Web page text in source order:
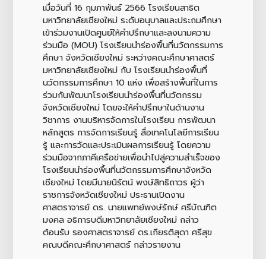
เมื่อวันที่ 16 กุมภาพันธ์ 2566 โรงเรียนสาธิต
มหาวิทยาลัยเชียงใหม่ ระดับอนุบาลและประถมศึกษา
เข้าร่วมงานเปิดศูนย์ให้คำปรึกษาและลงนามความ
ร่วมมือ (MOU) โรงเรียนนำร่องพื้นที่นวัตกรรมการ
ศึกษา จังหวัดเชียงใหม่ ระหว่างคณะศึกษาศาสตร์
มหาวิทยาลัยเชียงใหม่ กับ โรงเรียนนำร่องพื้นที่
นวัตกรรมการศึกษา 10 แห่ง เพื่อสร้างพื้นที่ในการ
ร่วมกันพัฒนาโรงเรียนนำร่องพื้นที่นวัตกรรม
จังหวัดเชียงใหม่ โดยจะให้คำปรึกษาในด้านงาน
วิชาการ งานบริหารจัดการในโรงเรียน การพัฒนา
หลักสูตร การจัดการเรียนรู้ สื่อเทคโนโลยีการเรียน
รู้ และการวัดและประเมินผลการเรียนรู้ โดยความ
ร่วมมือจากภาคีเครือข่ายเพื่อนำไปสู่ความสำเร็จของ
โรงเรียนนำร่องพื้นที่นวัตกรรมการศึกษาจังหวัด
เชียงใหม่ โดยมีนายนิรัตน์ พงษ์สิทธิถาวร ผู้ว่า
ราชการจังหวัดเชียงใหม่ ประธานเปิดงาน
ศาสตราจารย์ ดร. นายแพทย์พงษ์รักษ์ ศรีบัณฑิต
มงคล อธิการบดีมหาวิทยาลัยเชียงใหม่ กล่าว
ต้อนรับ รองศาสตราจารย์ ดร.เกียรติสุดา ศรีสุข
คณบดีคณะศึกษาศาสตร์ กล่าวรายงาน